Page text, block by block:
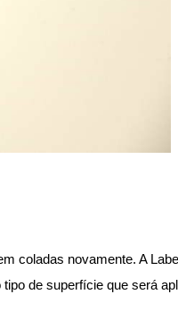
coladas novamente. A
de superfície que será